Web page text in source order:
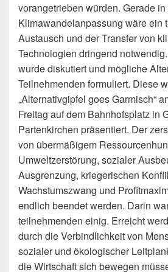
vorangetrieben würden. Gerade in
Klimawandelanpassung wäre ein
Austausch und der Transfer von
Technologien dringend
wurde diskutiert und mögliche
Teilnehmenden formuliert. Diese
„Alternativgipfel goes Garmisch“
Freitag auf dem Bahnhofsplatz in
Partenkirchen präsentiert. Der
von übermäßigem
Umweltzerstörung, sozialer
Ausgrenzung, kriegerischen
Wachstumszwang und
endlich beendet werden. Darin
teilnehmenden einig. Erreicht
durch die Verbindlichkeit von
sozialer und ökologischer
die Wirtschaft sich bewegen